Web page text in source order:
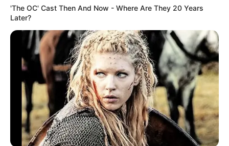
Sehenswerte Schlösser, Burgen und Klöster in und
um Koblenz, Lahnstein, Nievern, Bad Ems,
Becheln und Braubach:
Schloss Sayn
Ein prunkvolles Anwesen, das heute als
Rheinisches Eisenkunstguss-Museum
dient und in dessen Schlosspark der
Garten der Schmetterlingeviele Gäste anlockt. Es liegt
unterhalb derBurg Sayn, dem Sitz der Vorfahren der
Fürsten von Sayn-Wittgenstein.
'The OC' Cast Then And Now - Where Are They 20 Years
Later?